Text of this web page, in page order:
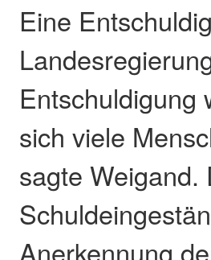
Eine
Entschuldigung
sich viele
sagte Weigand.
Anerkennung